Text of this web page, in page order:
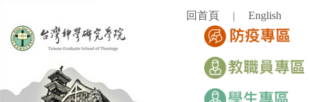
主
區
回首頁 English